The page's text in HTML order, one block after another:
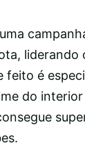
liderando
feito é
do